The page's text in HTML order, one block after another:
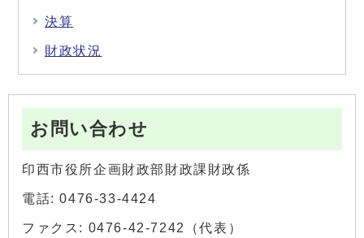
決算
財政状況
お問い合わせ
印西市役所企画財政部財政課財政係
電話: 0476-33-4424
ファクス: 0476-42-7242（代表）